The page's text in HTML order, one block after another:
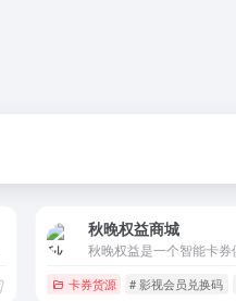
秋晚权益商城
卡券货源 # 影视会员兑换码